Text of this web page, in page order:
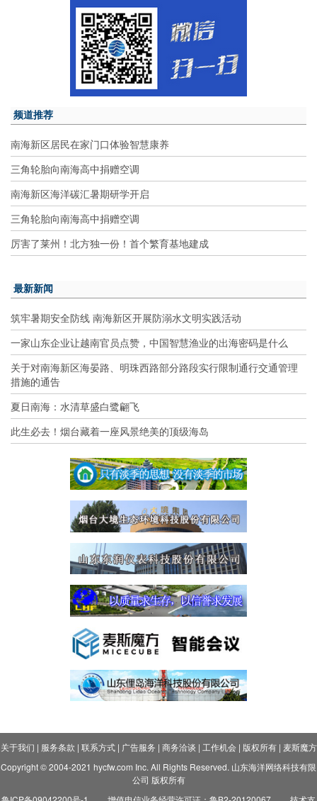
频道推荐
南海新区居民在家门口体验智慧康养
三角轮胎向南海高中捐赠空调
南海新区海洋碳汇暑期研学开启
三角轮胎向南海高中捐赠空调
厉害了莱州！北方独一份！首个繁育基地建成
最新新闻
筑牢暑期安全防线 南海新区开展防溺水文明实践活动
一家山东企业让越南官员点赞，中国智慧渔业的出海密码是什么
关于对南海新区海晏路、明珠西路部分路段实行限制通行交通管理
措施的通告
夏日南海：水清草盛白鹭翩飞
此生必去！烟台藏着一座风景绝美的顶级海岛
关于我们 | 服务条款 | 联系方式| 广告服务 | 商务洽谈 | 工作机会| 版权所有| 麦斯魔方
Copyright © 2004-2021 hycfw.com Inc. All Rights Reserved. 山东海洋网络科技有限
公司 版权所有